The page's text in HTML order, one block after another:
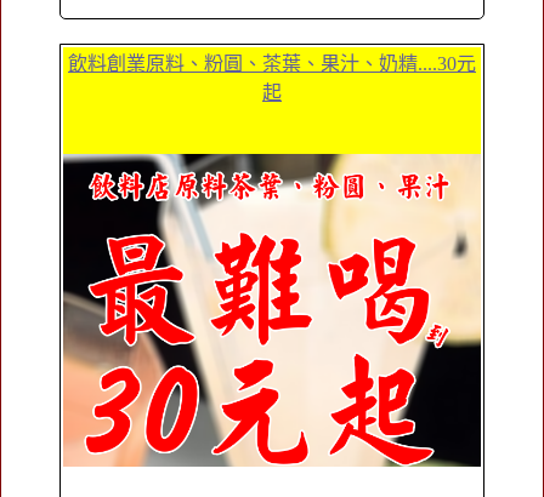
飲料創業原料、粉圓、茶葉、果汁、奶精....30元
起